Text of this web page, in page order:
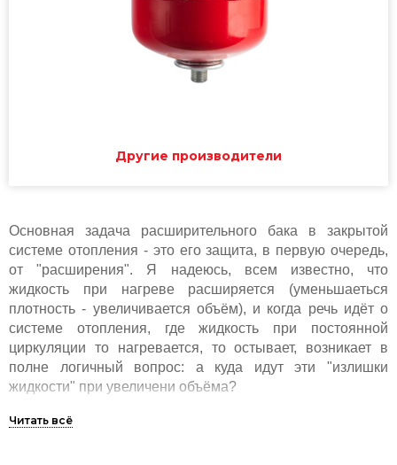
Другие производители
Основная задача расширительного бака в закрытой
системе отопления - это его защита, в первую очередь,
от "расширения". Я надеюсь, всем известно, что
жидкость при нагреве расширяется (уменьшаеться
плотность - увеличивается объём), и когда речь идёт о
системе отопления, где жидкость при постоянной
циркуляции то нагревается, то остывает, возникает в
полне логичный вопрос: а куда идут эти "излишки
жидкости" при увеличени объёма?
Ответ - в расширительный бак. Он, будучи нашим